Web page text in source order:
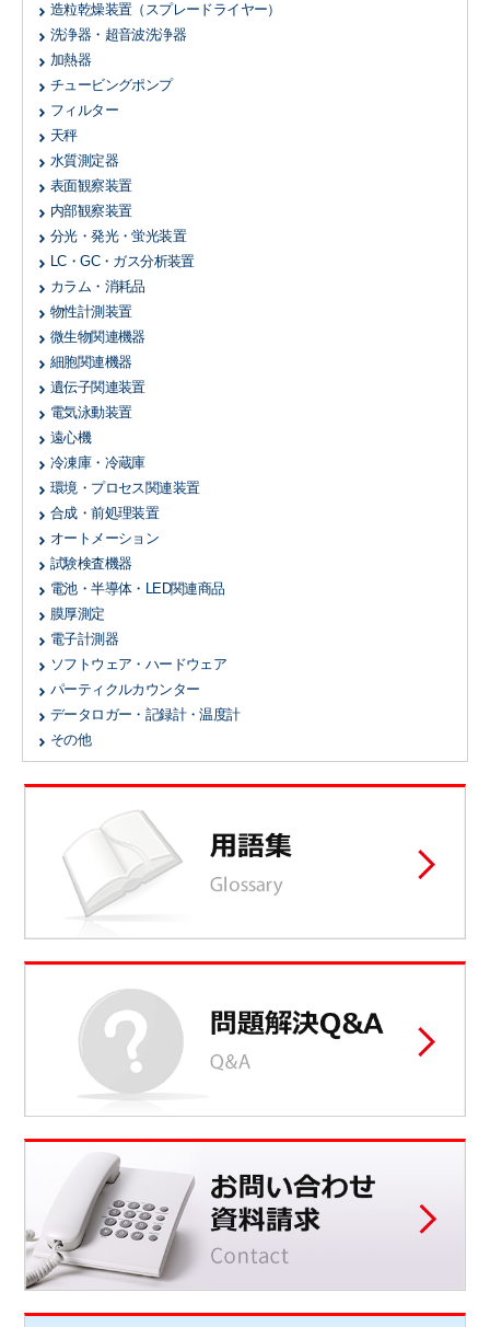
造粒乾燥装置（スプレードライヤー）
洗浄器・超音波洗浄器
加熱器
チュービングポンプ
フィルター
天秤
水質測定器
表面観察装置
内部観察装置
分光・発光・蛍光装置
LC・GC・ガス分析装置
カラム・消耗品
物性計測装置
微生物関連機器
細胞関連機器
遺伝子関連装置
電気泳動装置
遠心機
冷凍庫・冷蔵庫
環境・プロセス関連装置
合成・前処理装置
オートメーション
試験検査機器
電池・半導体・LED関連商品
膜厚測定
電子計測器
ソフトウェア・ハードウェア
パーティクルカウンター
データロガー・記録計・温度計
その他